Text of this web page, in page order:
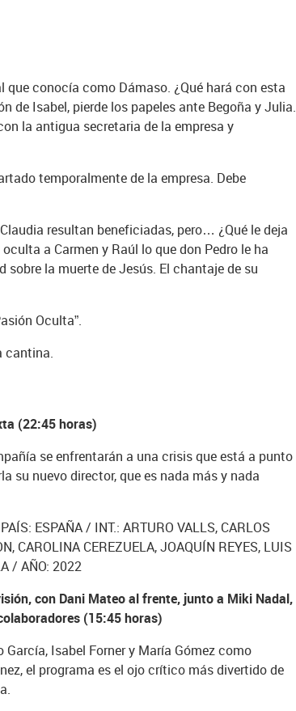
que conocía como Dámaso. ¿Qué hará con esta
de Isabel, pierde los papeles ante Begoña y Julia.
la antigua secretaria de la empresa y
temporalmente de la empresa. Debe
resultan beneficiadas, pero… ¿Qué le deja
a Carmen y Raúl lo que don Pedro le ha
sobre la muerte de Jesús. El chantaje de su
Oculta”.
cantina.
(22:45 horas)
se enfrentarán a una crisis que está a punto
su nuevo director, que es nada más y nada
ESPAÑA / INT.: ARTURO VALLS, CARLOS
CAROLINA CEREZUELA, JOAQUÍN REYES, LUIS
/ AÑO: 2022
con Dani Mateo al frente, junto a Miki Nadal,
(15:45 horas)
Isabel Forner y María Gómez como
el programa es el ojo crítico más divertido de